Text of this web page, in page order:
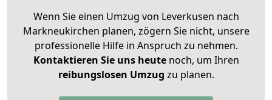
Wenn Sie einen Umzug von Leverkusen nach
Markneukirchen planen, zögern Sie nicht, unsere
professionelle Hilfe in Anspruch zu nehmen.
Kontaktieren Sie uns heutenoch, um Ihren
reibungslosen Umzug zu planen.